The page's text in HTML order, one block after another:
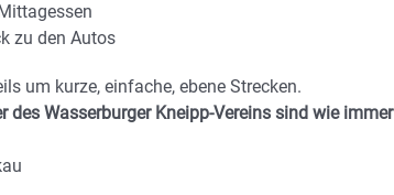
zu den Autos
um kurze, einfache, ebene Strecken.
des Wasserburger Kneipp-Vereins sind wie